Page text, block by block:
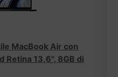
MacBook Air con
Retina 13,6'', 8GB di